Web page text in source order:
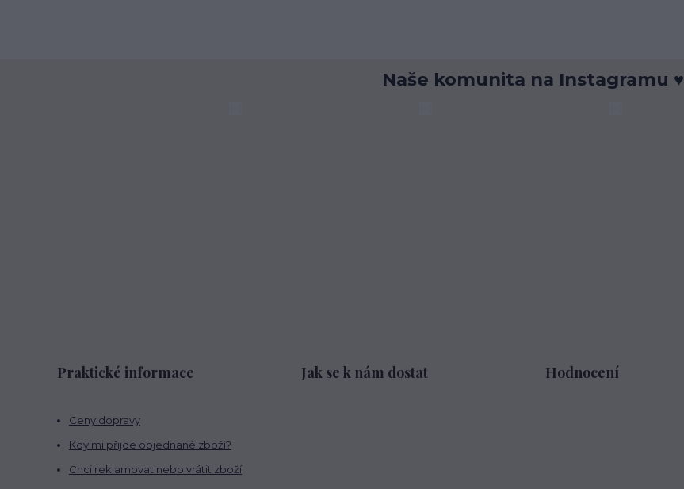
Naše komunita na Instagramu ♥
Praktické informace
Ceny dopravy
Kdy mi přijde objednané zboží?
Chci reklamovat nebo vrátit zboží
Jak se k nám dostat Hodnocení